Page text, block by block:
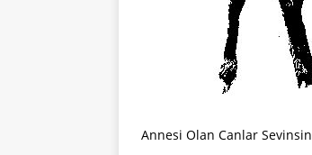
Annesi Olan Canlar Sevinsin